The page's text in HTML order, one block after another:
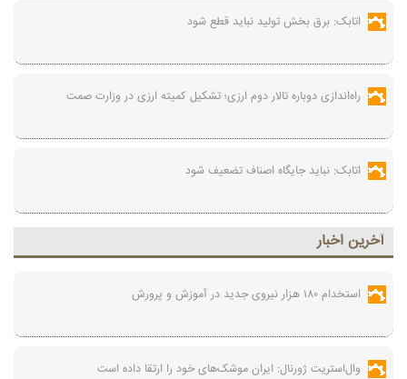
اتابک: برق بخش تولید نباید قطع شود
راه‌اندازی دوباره تالار دوم ارزی؛ تشکیل کمیته ارزی در وزارت صمت
اتابک: نباید جایگاه اصناف تضعیف شود
آخرين اخبار
استخدام ۱۸۰ هزار نیروی جدید در آموزش‌ و پرورش
وال‌استریت ژورنال: ایران موشک‌های خود را ارتقا داده است